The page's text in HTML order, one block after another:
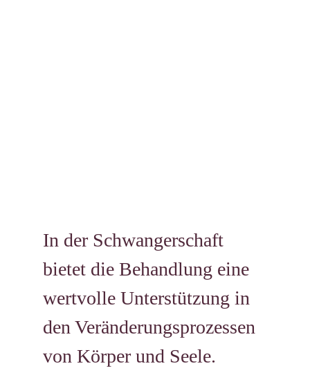
In der Schwangerschaft
bietet die Behandlung eine
wertvolle Unterstützung in
den Veränderungsprozessen
von Körper und Seele.